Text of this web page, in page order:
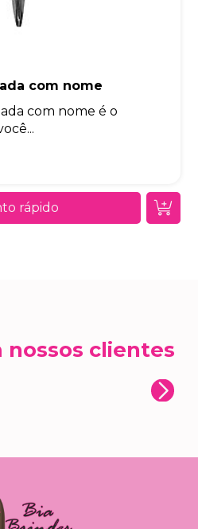
com nome
com nome é o
rápido
nossos clientes